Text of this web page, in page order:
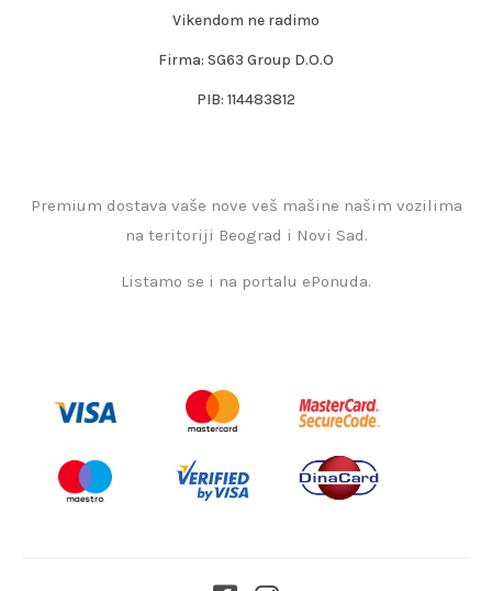
Vikendom ne radimo
Firma: SG63 Group D.O.O
PIB: 114483812
Premium dostava vaše nove veš mašine našim vozilima
na teritoriji Beograd i Novi Sad.
Listamo se i na portalu ePonuda.